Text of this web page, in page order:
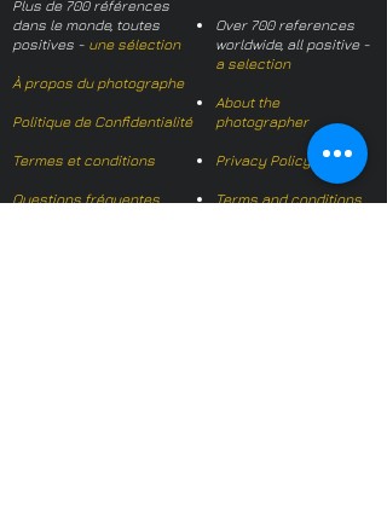
Plus de 700 références
dans le monde, toutes
positives - une sélection
À propos du photographe
Politique de Confidentialité
Termes et conditions
Questions fréquentes
Over 700 references
worldwide, all positive -
a selection
About the
photographer
Privacy Policy
Terms and conditions